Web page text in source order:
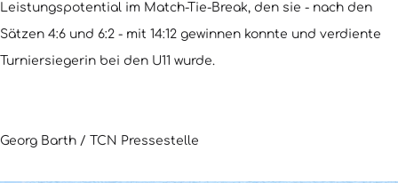
Leistungspotential im Match-Tie-Break, den sie - nach den
Sätzen 4:6 und 6:2 - mit 14:12 gewinnen konnte und verdiente
Turniersiegerin bei den U11 wurde.
Georg Barth / TCN Pressestelle